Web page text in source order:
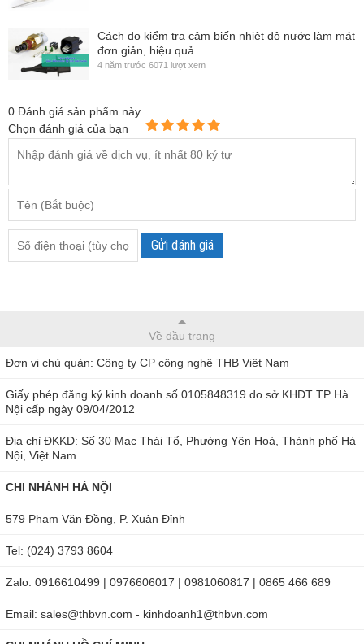
Cách đo kiểm tra cảm biến nhiệt độ nước làm mát
đơn giản, hiệu quả
4 năm trước 6071 lượt xem
0 Đánh giá sản phẩm này
Chọn đánh giá của bạn
Gửi đánh giá
Về đầu trang
Đơn vị chủ quản: Công ty CP công nghệ THB Việt Nam
Giấy phép đăng ký kinh doanh số 0105848319 do sở KHĐT TP Hà
Nội cấp ngày 09/04/2012
Địa chỉ ĐKKD: Số 30 Mạc Thái Tổ, Phường Yên Hoà, Thành phố Hà
Nội, Việt Nam
CHI NHÁNH HÀ NỘI
579 Phạm Văn Đồng, P. Xuân Đỉnh
Tel: (024) 3793 8604
Zalo: 0916610499 | 0976606017 | 0981060817 | 0865 466 689
Email: sales@thbvn.com - kinhdoanh1@thbvn.com